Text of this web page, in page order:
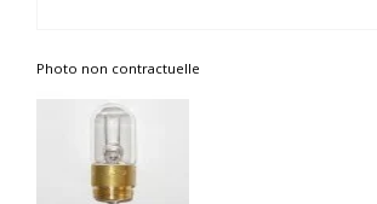
Photo non contractuelle